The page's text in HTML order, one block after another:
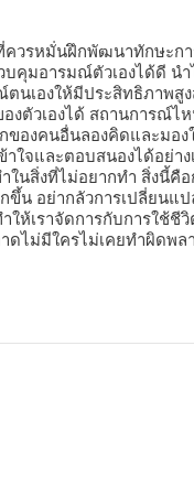
วรหมั่นฝึกพัฒนาทักษะ
คุมอารมณ์ตัวเองได้ดี
องให้มีประสิทธิภาพสูง
วเองได้ สถานการณ์ไ
คนอื่นลองคิดและมองใ
จและตอบสนองได้อย่า
นสิ่งที่ไม่อยากทำ สิ่งนี้คื
อย่ากลัวการเปลี่ยนแ
ให้เราจัดการกับการใ
ไม่มีใครไม่เคยทำผิดพล